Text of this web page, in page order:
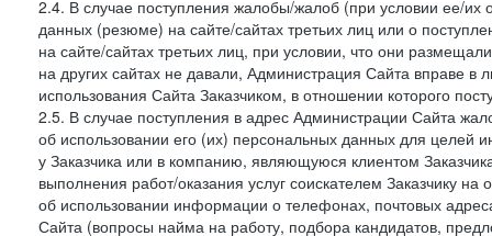
2.4. В случае поступления жалобы/жалоб (при условии ее/их
данных (резюме) на сайте/сайтах третьих лиц или о
на сайте/сайтах третьих лиц, при условии, что они
на других сайтах не давали, Администрация Сайта вправе в
использования Сайта Заказчиком, в отношении которого
2.5. В случае поступления в адрес Администрации Сайта
об использовании его (их) персональных данных для целей
у Заказчика или в компанию, являющуюся клиентом
выполнения работ/оказания услуг соискателем Заказчику
об использовании информации о телефонах, почтовых
Сайта (вопросы найма на работу, подбора кандидатов,